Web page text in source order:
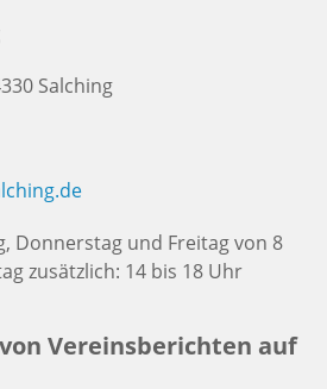
Salching
Donnerstag und Freitag von 8
zusätzlich: 14 bis 18 Uhr
Vereinsberichten auf